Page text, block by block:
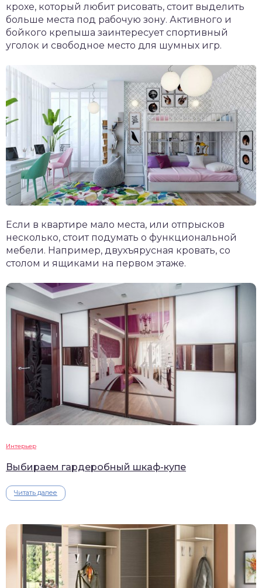
крохе, который любит рисовать, стоит выделить
больше места под рабочую зону. Активного и
бойкого крепыша заинтересует спортивный
уголок и свободное место для шумных игр.
Если в квартире мало места, или отпрысков
несколько, стоит подумать о функциональной
мебели. Например, двухъярусная кровать, со
столом и ящиками на первом этаже.
Интерьер
Выбираем гардеробный шкаф-купе
Читать далее